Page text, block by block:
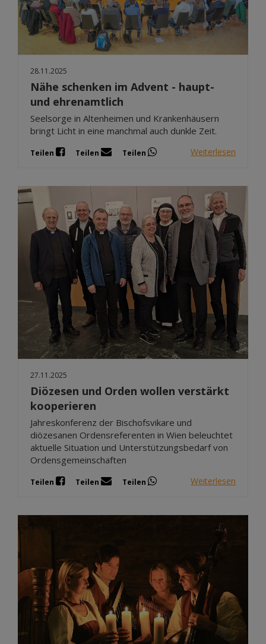
28.11.2025
Nähe schenken im Advent - haupt-
und ehrenamtlich
Seelsorge in Altenheimen und Krankenhäusern
bringt Licht in eine manchmal auch dunkle Zeit.
Teilen Teilen Teilen Weiterlesen
27.11.2025
Diözesen und Orden wollen verstärkt
kooperieren
Jahreskonferenz der Bischofsvikare und
diözesanen Ordensreferenten in Wien beleuchtet
aktuelle Situation und Unterstützungsbedarf von
Ordensgemeinschaften
Teilen Teilen Teilen Weiterlesen